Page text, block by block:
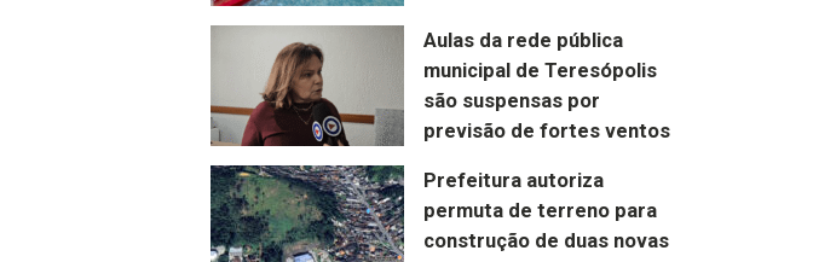
Aulas da rede pública
municipal de Teresópolis
são suspensas por
previsão de fortes ventos
Prefeitura autoriza
permuta de terreno para
construção de duas novas